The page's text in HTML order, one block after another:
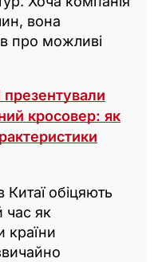
вона
про можливі
презентували
кросовер: як
обіцяють
час як
країни